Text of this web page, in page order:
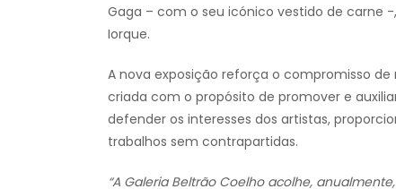
Gaga – com o seu icónico vestido de carne
Iorque.
A nova exposição reforça o compromisso de
criada com o propósito de promover e
defender os interesses dos artistas,
trabalhos sem contrapartidas.
“A Galeria Beltrão Coelho acolhe,